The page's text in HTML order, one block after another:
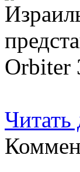
Orbiter
Читать